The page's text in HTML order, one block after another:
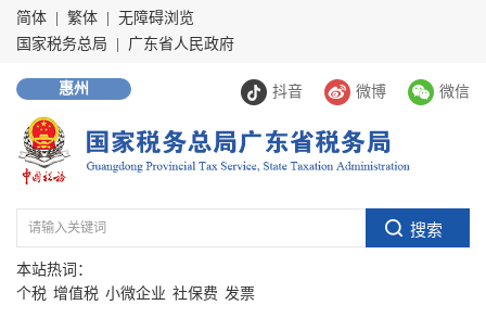
简体 繁体
无障碍浏览
国家税务总局
广东省人民政府
抖音 微博 微信
惠州
本站热词：
个税 增值税 小微企业 社保费 发票